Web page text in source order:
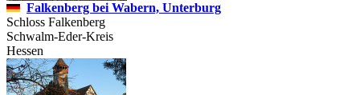
Falkenberg bei Wabern, Unterburg
Schloss Falkenberg
Schwalm-Eder-Kreis
Hessen